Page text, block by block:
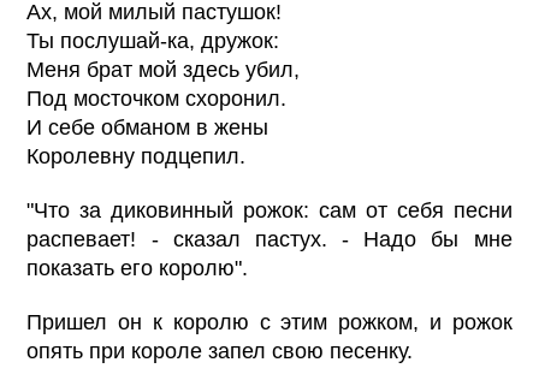
Ах, мой милый пастушок!
Ты послушай-ка, дружок:
Меня брат мой здесь убил,
Под мосточком схоронил.
И себе обманом в жены
Королевну подцепил.
"Что за диковинный рожок: сам от себя песни
распевает! - сказал пастух. - Надо бы мне
показать его королю".
Пришел он к королю с этим рожком, и рожок
опять при короле запел свою песенку.